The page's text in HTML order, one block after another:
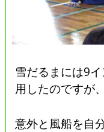
雪だるまには9
用したのですが、
意外と風船を自